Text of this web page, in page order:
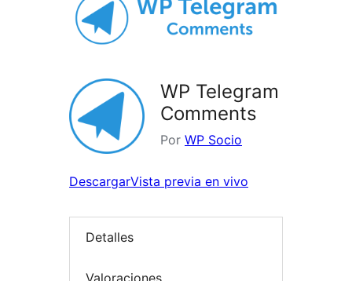
WP Telegram
Comments
Por WP Socio
DescargarVista previa en vivo
Detalles
Valoraciones